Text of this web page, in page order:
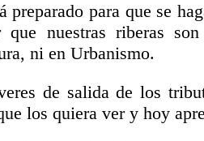
preparado para que se
que nuestras riberas
ni en Urbanismo.
de salida de los
los quiera ver y hoy